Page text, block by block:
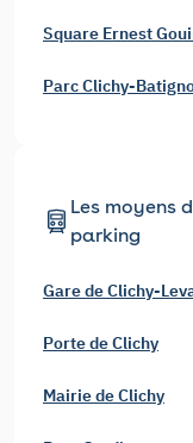
Square Ernest
Parc Clichy-
Les moyens
parking
Gare de Clichy-
Porte de Clichy
Mairie de Clichy